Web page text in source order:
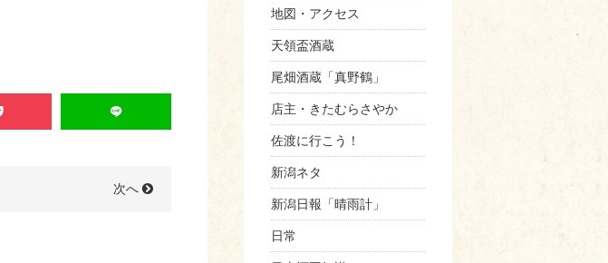
次へ
地図・アクセス
天領盃酒蔵
尾畑酒蔵「真野鶴」
店主・きたむらさやか
佐渡に行こう！
新潟ネタ
新潟日報「晴雨計」
日常